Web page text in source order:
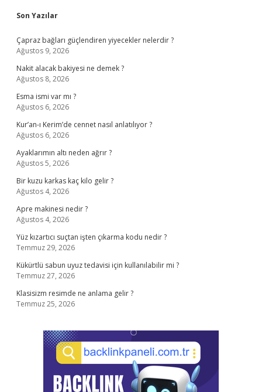
Sidebar
Son Yazılar
Çapraz bağları güçlendiren yiyecekler nelerdir ?
Ağustos 9, 2026
Nakit alacak bakiyesi ne demek ?
Ağustos 8, 2026
Esma ismi var mı ?
Ağustos 6, 2026
Kur’an-ı Kerim’de cennet nasıl anlatılıyor ?
Ağustos 6, 2026
Ayaklarımın altı neden ağrır ?
Ağustos 5, 2026
Bir kuzu karkas kaç kilo gelir ?
Ağustos 4, 2026
Apre makinesi nedir ?
Ağustos 4, 2026
Yüz kızartıcı suçtan işten çıkarma kodu nedir ?
Temmuz 29, 2026
Kükürtlü sabun uyuz tedavisi için kullanılabilir mi ?
Temmuz 27, 2026
Klasisizm resimde ne anlama gelir ?
Temmuz 25, 2026